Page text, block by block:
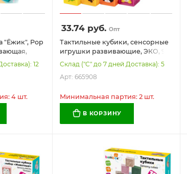
"Ёжик", Pop
(БАМБОКС
12
4 шт.
33.74руб. Опт
Тактильные кубики, сенсорные
игрушки развивающие, ЭКО, 9
штук, BAMBOX BABY (БАМБОКС
БЭБИ), 665908
Склад ("С" до 7 дней Доставка): 5
Арт: 665908
Минимальная партия: 2 шт.
В КОРЗИНУ